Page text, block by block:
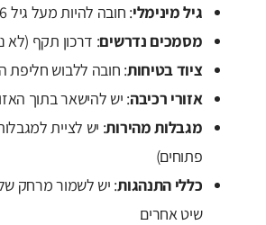
גיל מינימלי: חובה להיות מעל גיל 16 כדי לרכוב על אופנוע ים
מסמכים נדרשים: דרכון תקף (לא
ציוד בטיחות: חובה ללבוש חליפת
אזורי רכיבה: יש להישאר בתוך
מגבלות מהירות
פתוחים)
כללי התנהגות
שיט אחרים